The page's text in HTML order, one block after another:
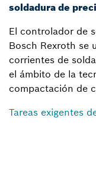
soldadura de
El controlador de
Bosch Rexroth se
corrientes de
el ámbito de la
compactación de
Tareas exigentes